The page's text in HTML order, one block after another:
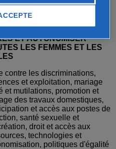
À L'ÉGALITÉ DES
ET AUTONOMISER
LES FEMMES ET LES
contre les discriminations,
et exploitation, mariage
et mutilations, promotion et
des travaux domestiques,
et accès aux postes de
santé sexuelle et
droit et accès aux
technologies et
politiques d'égalité